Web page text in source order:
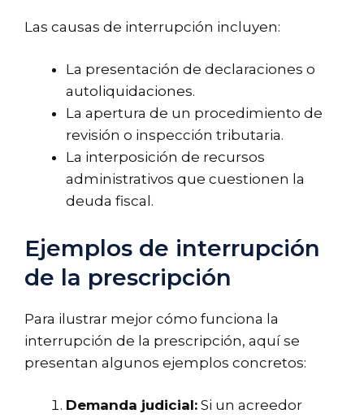
Las causas de interrupción incluyen:
La presentación de declaraciones o
autoliquidaciones.
La apertura de un procedimiento de
revisión o inspección tributaria.
La interposición de recursos
administrativos que cuestionen la
deuda fiscal.
Ejemplos de interrupción
de la prescripción
Para ilustrar mejor cómo funciona la
interrupción de la prescripción, aquí se
presentan algunos ejemplos concretos:
Demanda judicial: Si un acreedor